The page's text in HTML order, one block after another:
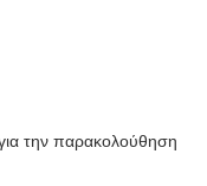
την παρακολούθηση